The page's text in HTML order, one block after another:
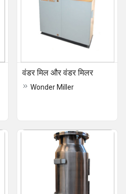
वंडर मिल और वंडर मिलर
Wonder Miller